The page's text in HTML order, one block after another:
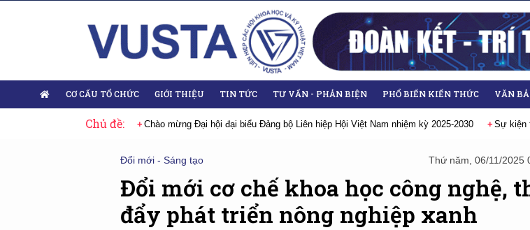
CƠ CẤU TỔ CHỨC GIỚI THIỆU TIN TỨC TƯ VẤN - PHẢN BIỆN PHỔ BIẾN KIẾN THỨC VĂN
Chủ đề:
hội lần thứ XIV của Đảng Chào mừng Đại hội đại biểu Đảng bộ Liên hiệp Hội Việt Nam nhiệm kỳ 2025-2030 Sự kiện
Đổi mới - Sáng tạo Thứ năm, 06/11/2025
Đổi mới cơ chế khoa học công nghệ,
đẩy phát triển nông nghiệp xanh